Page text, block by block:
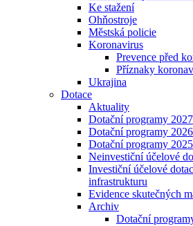
Ke stažení
Ohňostroje
Městská policie
Koronavirus
Prevence před
Příznaky
Ukrajina
Dotace
Aktuality
Dotační programy 2027
Dotační programy 2026
Dotační programy 2025
Neinvestiční účelové
Investiční účelové
infrastrukturu
Evidence skutečných
Archiv
Dotační